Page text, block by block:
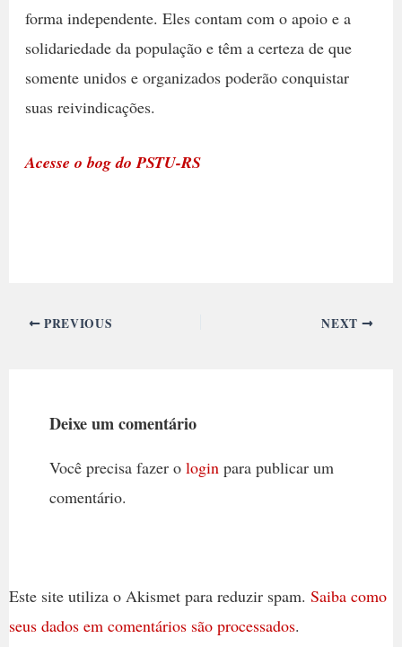
forma independente. Eles contam com o apoio e a
solidariedade da população e têm a certeza de que
somente unidos e organizados poderão conquistar
suas reivindicações.
Acesse o bog do PSTU-RS
PREVIOUS NEXT
Deixe um comentário
Você precisa fazer o loginpara publicar um
comentário.
Este site utiliza o Akismet para reduzir spam. Saiba como
seus dados em comentários são processados.